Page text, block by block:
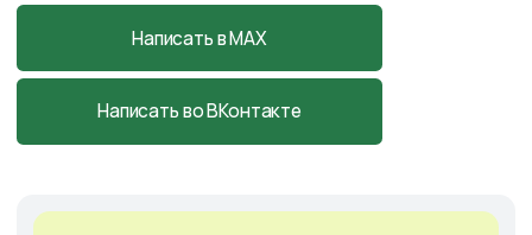
Оставитьзаявку